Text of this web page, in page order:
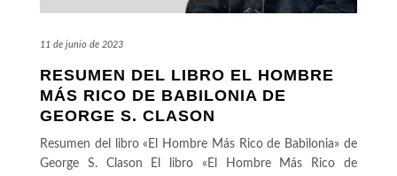
11 de junio de 2023
RESUMEN DEL LIBRO EL HOMBRE
MÁS RICO DE BABILONIA DE
GEORGE S. CLASON
Resumen del libro «El Hombre Más Rico de Babilonia» de
George S. Clason El libro «El Hombre Más Rico de